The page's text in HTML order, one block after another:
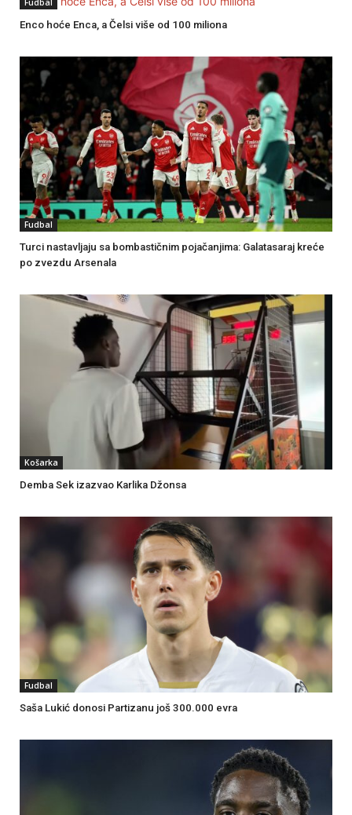
Enco hoće Enca, a Čelsi više od 100 miliona
Fudbal
Turci nastavljaju sa bombastičnim pojačanjima: Galatasaraj kreće
po zvezdu Arsenala
Košarka
Demba Sek izazvao Karlika Džonsa
Fudbal
Saša Lukić donosi Partizanu još 300.000 evra